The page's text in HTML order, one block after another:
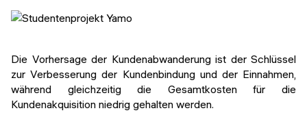
Die Vorhersage der Kundenabwanderung ist der Schlüssel
zur Verbesserung der Kundenbindung und der Einnahmen,
während gleichzeitig die Gesamtkosten für die
Kundenakquisition niedrig gehalten werden.